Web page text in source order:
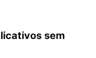
sem